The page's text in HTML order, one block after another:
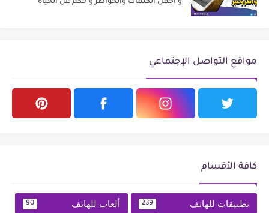
و أجمل الكلمات والخواطر و حكم عن الحياة
مواقع التواصل الإجتماعي
كافة الأقسام
تطبيقات للهاتف 239 ألعاب للهاتف 90